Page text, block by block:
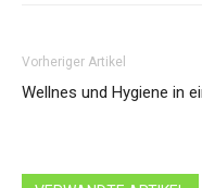
Vorheriger Artikel
Wellnes und Hygiene in